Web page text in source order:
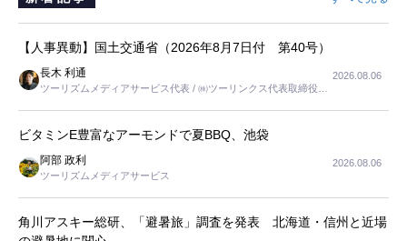
【人事異動】国土交通省（2026年8月7日付 第40号）
長木 利通
ツーリズムメディアサービス代表 / ㈱ツーリンクス代表取締役社
2026.08.06
ビタミンE豊富なアーモンドで夏BBQ、池袋
阿部 政利
ツーリズムメディアサービス
2026.08.06
角川アスキー総研、「避暑旅」調査を発表 北海道・信州と近場